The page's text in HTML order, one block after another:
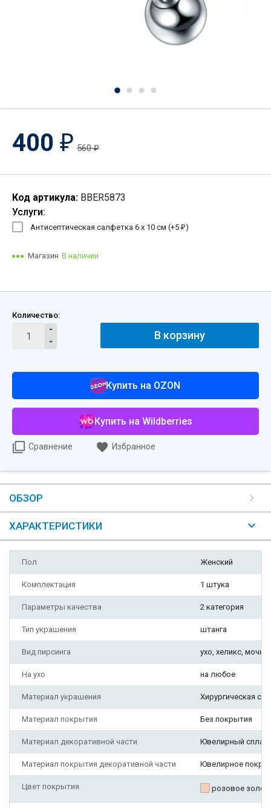
400 ₽ 560₽
Код артикула: BBER5873
Услуги:
Антисептическая салфетка 6 х 10 см (+5 ₽)
Магазин В наличии
Количество:
В корзину
Купить на OZON
Купить на Wildberries
Сравнение Избранное
ОБЗОР
ХАРАКТЕРИСТИКИ
Пол Женский
Комплектация 1 штука
Параметры качества 2 категория
Тип украшения штанга
Вид пирсинга ухо, хеликс, мочка
На ухо на любое
Материал украшения Хирургическая
Материал покрытия Без покрытия
Материал декоративной части Ювелирный сплав
Материал покрытия декоративной части Ювелирное
Цвет покрытия розовое